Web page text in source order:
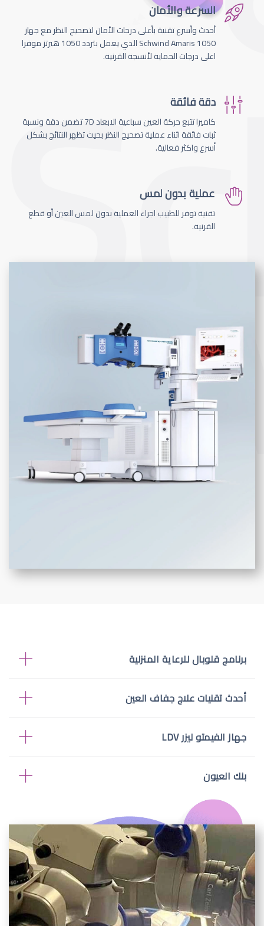
السرعة والأمان
أحدث وأسرع تقنية بأعلى درجات الأمان لتصحيج النظر مع جهاز
Schwind Amaris 1050 الذي يعمل بتردد 1050 هيرتز موفرا
اعلى درجات الحماية لأنسجة القرنية.
دقة فائقة
كاميرا تتبع حركة العين سباعية الابعاد 7D تضمن دقة ونسبة
ثبات فائقة اثناء عملية تصحيح النظر بحيث تظهر النتائج بشكل
أسرع واكثر فعالية.
عملية بدون لمس
تقنية توفر للطبيب اجراء العملية بدون لمس العين أو قطع
القرنية.
برنامج قلوبال للرعاية المنزلية
أحدث تقنيات علاج جفاف العين
جهاز الفيمتو ليزر LDV
بنك العيون